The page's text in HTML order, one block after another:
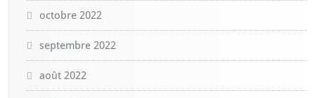
octobre 2022
septembre 2022
août 2022